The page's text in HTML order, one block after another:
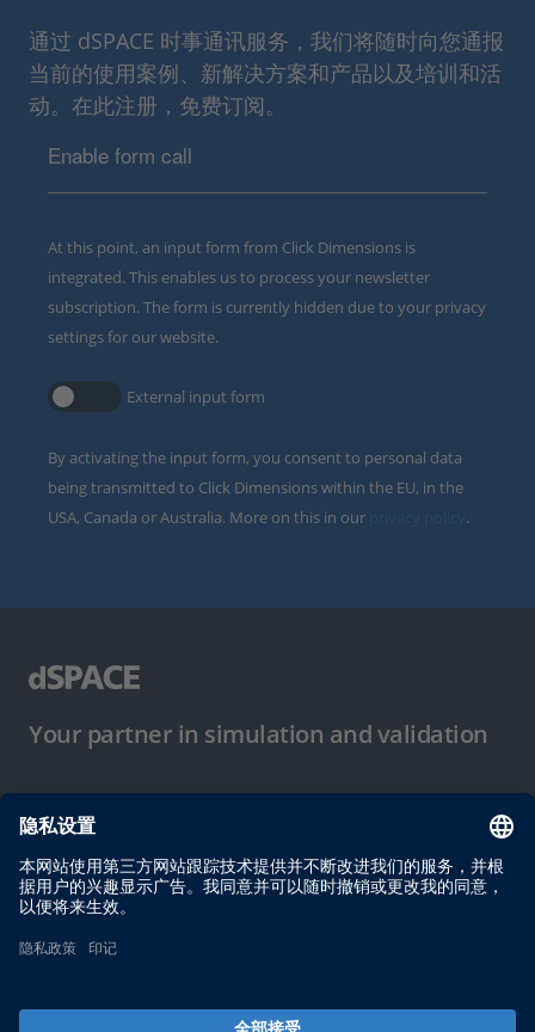
通过 dSPACE 时事通讯服务，我们将随时向您通报
当前的使用案例、新解决方案和产品以及培训和活
动。在此注册，免费订阅。
Enable form call
At this point, an input form from Click Dimensions is
integrated. This enables us to process your newsletter
subscription. The form is currently hidden due to your privacy
settings for our website.
External input form
By activating the input form, you consent to personal data
being transmitted to Click Dimensions within the EU, in the
USA, Canada or Australia. More on this in our
.
Your partner in simulation and validation
使用条件
隐私政策
版权声明与一般条款及条件